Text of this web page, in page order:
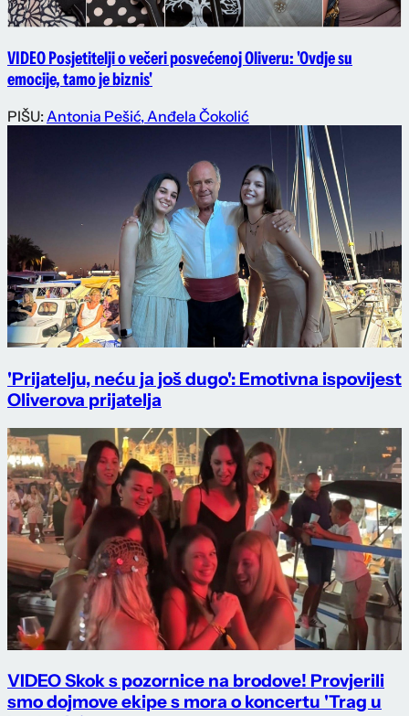
VIDEO Posjetitelji o večeri posvećenoj Oliveru: 'Ovdje su
emocije, tamo je biznis'
PIŠU: Antonia Pešić,Anđela Čokolić
'Prijatelju, neću ja još dugo': Emotivna ispovijest
Oliverova prijatelja
VIDEO Skok s pozornice na brodove! Provjerili
smo dojmove ekipe s mora o koncertu 'Trag u